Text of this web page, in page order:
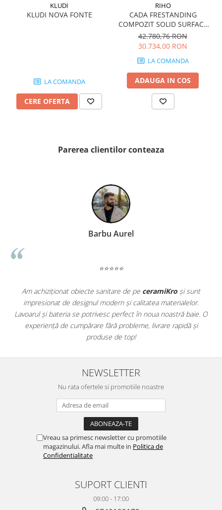
MULTIQUARTZ
MARBLEPLAY
SLOW COLD
THIN WALL COVERING
ARUMA
ATLAS
BACKSTAGE
BELLASTONE
BLOOM
KLUDI
KLUDI NOVA FONTE
LA COMANDA
CERE OFERTA
RIHO
CADA FRESTANDING
COMPOZIT SOLID SURFACE
OVIEDO 160x160 cm 505l
42.780,76 RON
30.734,00 RON
LA COMANDA
ADAUGA IN COS
Parerea clientilor conteaza
Barbu Aurel
⭐⭐⭐⭐⭐
Am achiziționat obiecte sanitare de pe ceramiKroși sunt
impresionat de designul modern și calitatea materialelor.
Lavoarul și bateria se potrivesc perfect în noua noastră baie. O
experiență de cumpărare fără probleme, livrare rapidă și
produse de top!
NEWSLETTER
Nu rata ofertele si promotiile noastre
Vreau sa primesc newsletter cu promotiile
magazinului. Afla mai multe in Politica de
Confidentialitate
SUPORT CLIENTI
09:00 - 17:00